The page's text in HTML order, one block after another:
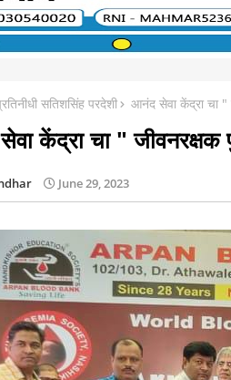
सतिशसिंह परदेशी आनंद सेवा केंद्रा चा "
केंद्रा चा " जीवनरक्षक
June 29, 2023